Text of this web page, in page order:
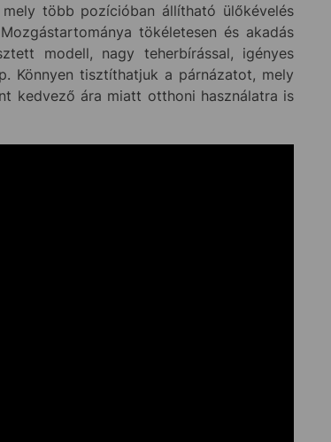
több pozícióban állítható ülőkévelés
tökéletesen és akadás
modell, nagy teherbírással, igényes
Könnyen tisztíthatjuk a párnázatot, mely
kedvező ára miatt otthoni használatra is